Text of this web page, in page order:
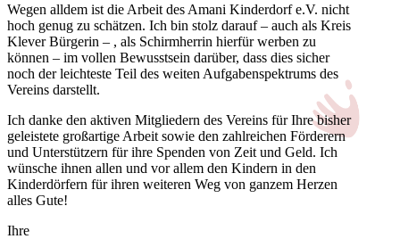
Wegen alldem ist die Arbeit des Amani Kinderdorf e.V. nicht
hoch genug zu schätzen. Ich bin stolz darauf – auch als Kreis
Klever Bürgerin – , als Schirmherrin hierfür werben zu
können – im vollen Bewusstsein darüber, dass dies sicher
noch der leichteste Teil des weiten Aufgabenspektrums des
Vereins darstellt.
Ich danke den aktiven Mitgliedern des Vereins für Ihre bisher
geleistete großartige Arbeit sowie den zahlreichen Förderern
und Unterstützern für ihre Spenden von Zeit und Geld. Ich
wünsche ihnen allen und vor allem den Kindern in den
Kinderdörfern für ihren weiteren Weg von ganzem Herzen
alles Gute!
Ihre